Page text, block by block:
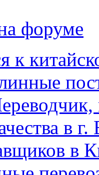
форуме
к
в
в